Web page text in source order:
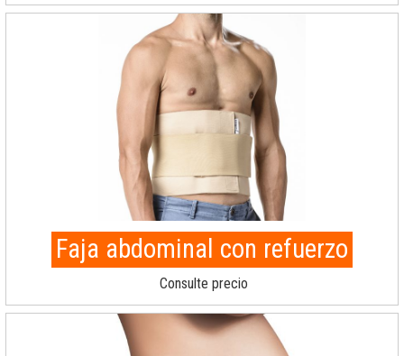
Faja abdominal con refuerzo
Consulte precio